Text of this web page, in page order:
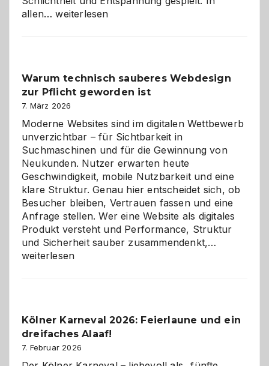
allen…Sudoku
den
Logikrätseln
weiterlesen
Warum technisch sauberes Webdesign
zur Pflicht geworden ist
7. März 2026
Moderne Websites sind im digitalen Wettbewerb
unverzichtbar – für Sichtbarkeit in
Suchmaschinen und für die Gewinnung von
Neukunden. Nutzer erwarten heute
Geschwindigkeit, mobile Nutzbarkeit und eine
klare Struktur. Genau hier entscheidet sich, ob
Besucher bleiben, Vertrauen fassen und eine
Anfrage stellen. Wer eine Website als digitales
Produkt versteht und Performance, Struktur
und Sicherheit sauber zusammendenkt,…
geworden
weiterlesen
Kölner Karneval 2026: Feierlaune und ein
dreifaches Alaaf!
7. Februar 2026